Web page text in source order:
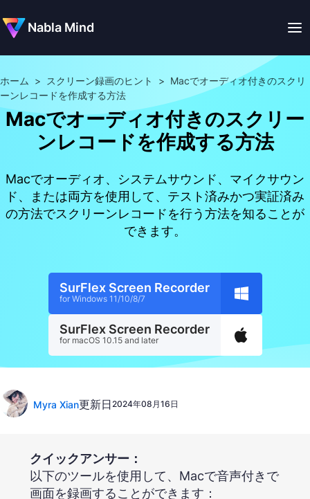
Nabla Mind
ホーム > スクリーン録画のヒント > Macでオーディオ付きのスクリ
ーンレコードを作成する方法
Macでオーディオ付きのスクリー
ンレコードを作成する方法
Macでオーディオ、システムサウンド、マイクサウン
ド、または両方を使用して、テスト済みかつ実証済み
の方法でスクリーンレコードを行う方法を知ることが
できます。
SurFlex Screen Recorder
for Windows 11/10/8/7
SurFlex Screen Recorder
for macOS 10.15 and later
Myra Xian更新日2024年08月16日
クイックアンサー：
以下のツールを使用して、Macで音声付きで
画面を録画することができます：